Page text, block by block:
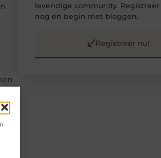
levendige community. Registreer
nog en begin met bloggen.
Registreer nu!